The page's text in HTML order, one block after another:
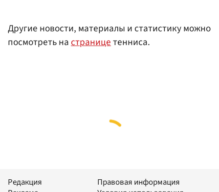
Другие новости, материалы и статистику можно
посмотреть настраницетенниса.
Редакция
Правовая информация